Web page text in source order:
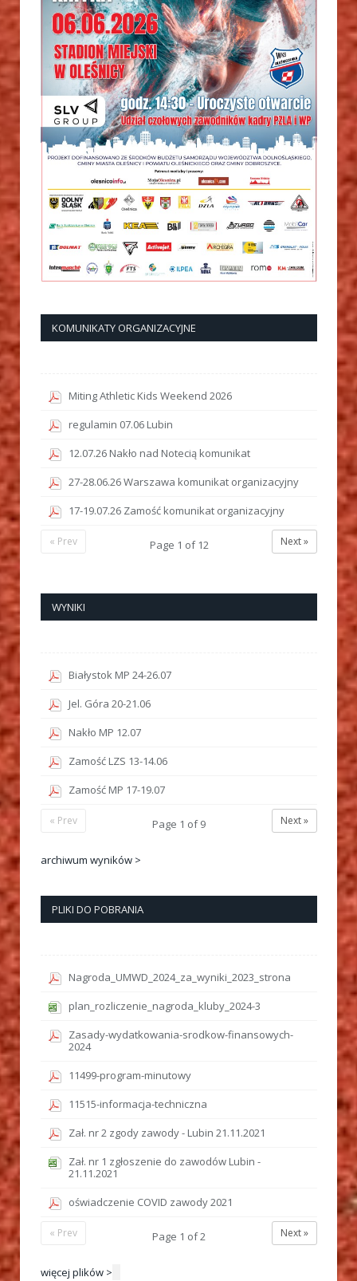
KOMUNIKATY ORGANIZACYJNE
Miting Athletic Kids Weekend 2026
regulamin 07.06 Lubin
12.07.26 Nakło nad Notecią komunikat
27-28.06.26 Warszawa komunikat organizacyjny
17-19.07.26 Zamość komunikat organizacyjny
Next »
Page 1 of12
« Prev
WYNIKI
Białystok MP 24-26.07
Jel. Góra 20-21.06
Nakło MP 12.07
Zamość LZS 13-14.06
Zamość MP 17-19.07
Next »
Page 1 of9
« Prev
archiwum wyników >
PLIKI DO POBRANIA
Nagroda_UMWD_2024_za_wyniki_2023_strona
plan_rozliczenie_nagroda_kluby_2024-3
Zasady-wydatkowania-srodkow-finansowych-
2024
11499-program-minutowy
11515-informacja-techniczna
Zał. nr 2 zgody zawody - Lubin 21.11.2021
Zał. nr 1 zgłoszenie do zawodów Lubin -
21.11.2021
oświadczenie COVID zawody 2021
Next »
Page 1 of2
« Prev
więcej plików >